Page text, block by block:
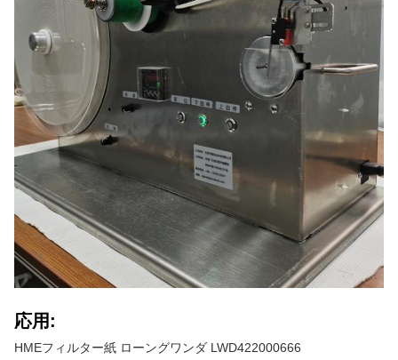
応用:
HMEフィルター紙 ローングワンダ LWD422000666